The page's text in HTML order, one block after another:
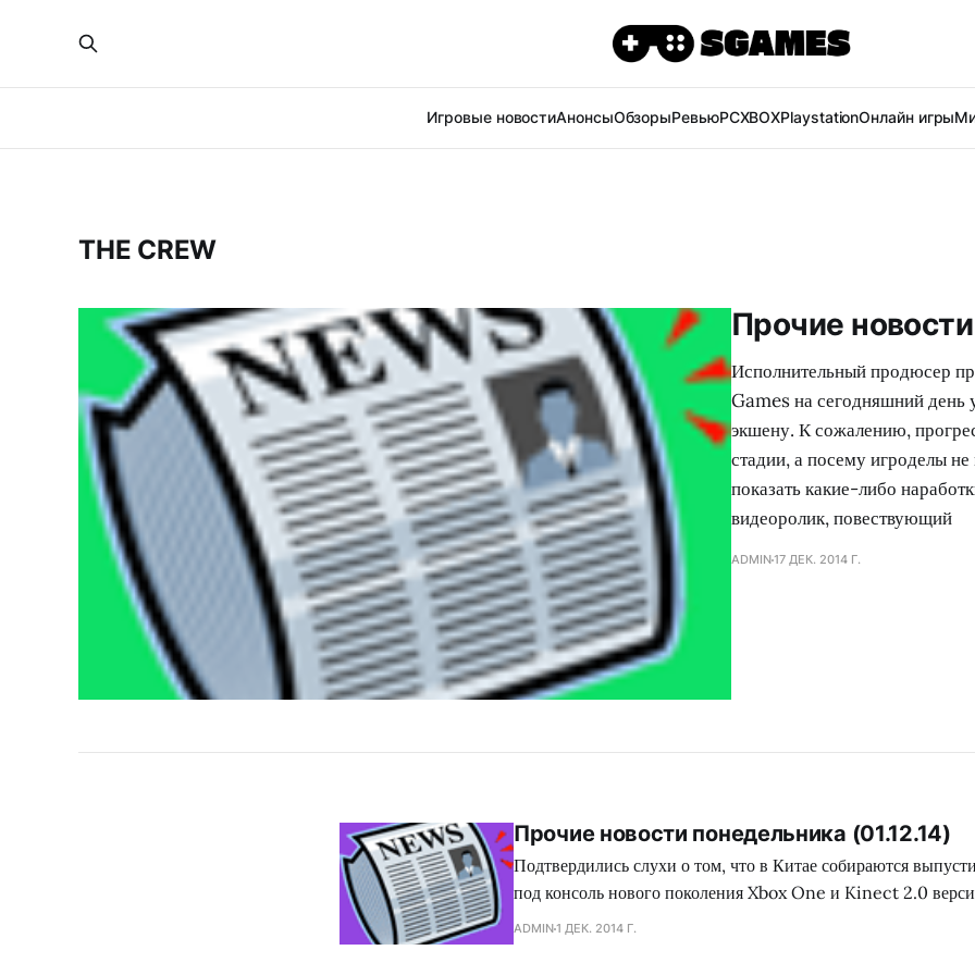
Игровые новостиАнонсыОбзорыРевьюPCXBOXPlaystationОнлайн игры
THE CREW
Прочие
Исполнительный продюсер
Games на сегодняшний день
экшену. К сожалению,
стадии, а посему игроделы
показать какие-либо
видеоролик, повествующий
ADMIN17 ДЕК. 2014 Г.
Прочие новости понедельника (01.12.14)
Подтвердились слухи о том, что в Китае собираются
под консоль нового поколения Xbox One и Kinect 2.0
Blade, являющегося некогда эксклюзивным приложением
ADMIN1 ДЕК. 2014 Г.